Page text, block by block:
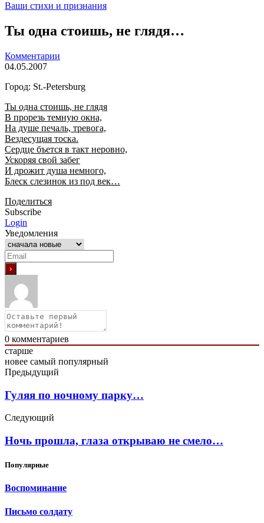
Ваши стихи и признания
Ты одна стоишь, не глядя…
Комментарии
04.05.2007
Город: St.-Petersburg
Ты одна стоишь, не глядя
В прорезь темную окна,
На душе печаль, тревога,
Вездесущая тоска.
Сердце бъется в такт неровно,
Ускоряя свой забег
И дрожит душа немного,
Блеск слезинок из под век…
Поделиться
Subscribe
Login
Уведомления
0 комментариев
старше
новее самый популярный
Предыдущий
Гуляя по ночному парку…
Следующий
Ночь прошла, глаза открываю не смело…
Популярные
Воспоминание
Письмо солдату